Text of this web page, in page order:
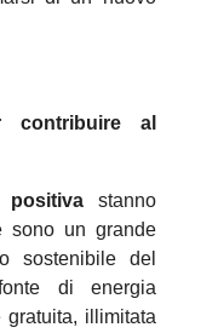
contribuire al
positiva stanno
sono un grande
sostenibile del
di energia
illimitata